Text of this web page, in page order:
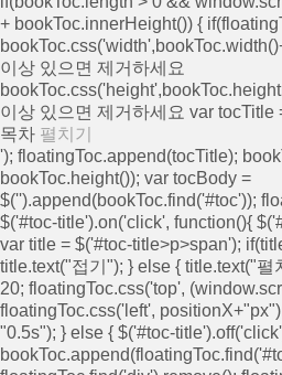
+ bookToc.innerHeight()) {
이상 있으면 제거하세요
이상 있으면 제거하세요 var tocTitle
목차 펼치기
'); floatingToc.append(tocTitle);
bookToc.height()); var tocBody =
$('').append(bookToc.find('#toc'));
$('#toc-title').on('click', function(){
var title = $('#toc-title>p>span');
title.text("접기"); } else { title.text("펼
20; floatingToc.css('top',
floatingToc.css('left',
"0.5s"); } else { $('#toc-